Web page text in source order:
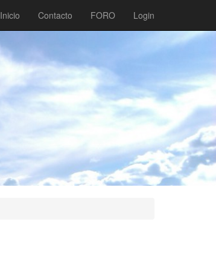
Inicio Contacto FORO Login